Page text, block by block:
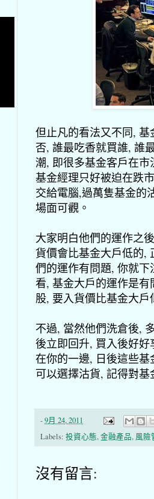
但止凡的看法又不同,
否, 誰最吃香就買誰, 誰
潮, 即很多基金客戶在
基金經理只好被迫在跌
交給電腦,過萬隻基金的
場面可觀。
大家明白他們的運作之
貨價會比基金大戶低的,
們的運作有問題, 你就
看, 基金大戶的運作是
股, 要入貨價比基金大戶
不過, 當然他們洗倉後,
後立即回升, 買入後好
在你的一邊, 日後這些
可以選擇沽貨, 記得對基
-9月 24, 2011
Labels: 投資心態,金融產品, 風險
沒有留言: